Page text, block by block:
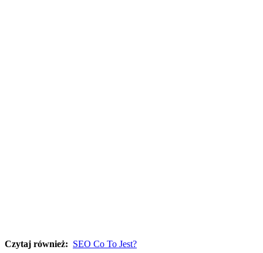
Czytaj również: SEO Co To Jest?